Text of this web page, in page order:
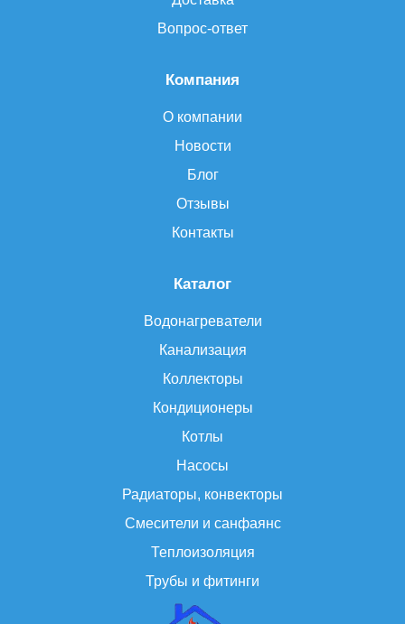
Каталог
Водонагреватели
Канализация
Коллекторы
Кондиционеры
Котлы
Насосы
Радиаторы, конвекторы
Смесители и санфаянс
Теплоизоляция
Трубы и фитинги
Компания
О компании
Новости
Блог
Отзывы
Контакты
Вопрос-ответ